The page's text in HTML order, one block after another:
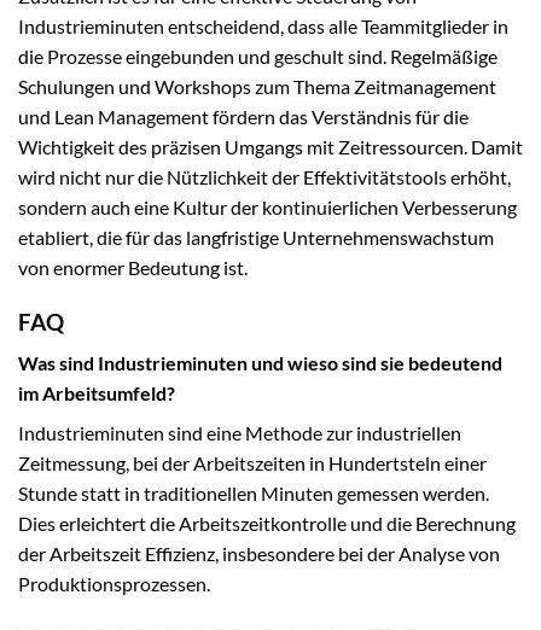
Industrieminuten entscheidend, dass alle Teammitglieder in
die Prozesse eingebunden und geschult sind. Regelmäßige
Schulungen und Workshops zum Thema Zeitmanagement
und Lean Management fördern das Verständnis für die
Wichtigkeit des präzisen Umgangs mit Zeitressourcen. Damit
wird nicht nur die Nützlichkeit der Effektivitätstools erhöht,
sondern auch eine Kultur der kontinuierlichen Verbesserung
etabliert, die für das langfristige Unternehmenswachstum
von enormer Bedeutung ist.
FAQ
Was sind Industrieminuten und wieso sind sie bedeutend
im Arbeitsumfeld?
Industrieminuten sind eine Methode zur industriellen
Zeitmessung, bei der Arbeitszeiten in Hundertsteln einer
Stunde statt in traditionellen Minuten gemessen werden.
Dies erleichtert die Arbeitszeitkontrolle und die Berechnung
der Arbeitszeit Effizienz, insbesondere bei der Analyse von
Produktionsprozessen.